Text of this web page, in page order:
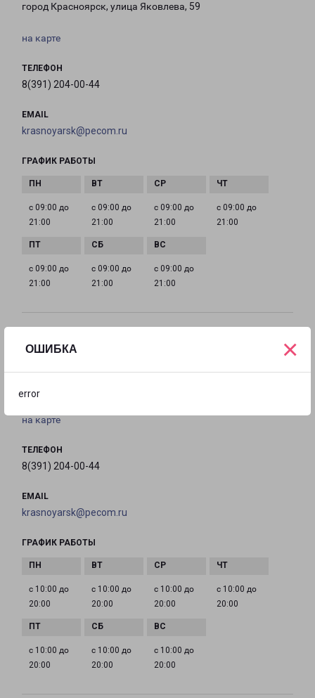
ОШИБКА
error
×
город Красноярск, улица Яковлева, 59
на карте
ТЕЛЕФОН
8(391) 204-00-44
EMAIL
krasnoyarsk@pecom.ru
ГРАФИК РАБОТЫ
с 09:00 до
21:00
с 09:00 до
21:00
с 09:00 до
21:00
с 09:00 до
21:00
с 09:00 до
21:00
с 09:00 до
21:00
с 09:00 до
21:00
Россия, Красноярский край, город Красноярск,
Свердловский район, улица Академика Вавилова,
на карте
ТЕЛЕФОН
8(391) 204-00-44
EMAIL
krasnoyarsk@pecom.ru
ГРАФИК РАБОТЫ
с 10:00 до
20:00
с 10:00 до
20:00
с 10:00 до
20:00
с 10:00 до
20:00
с 10:00 до
20:00
с 10:00 до
20:00
с 10:00 до
20:00